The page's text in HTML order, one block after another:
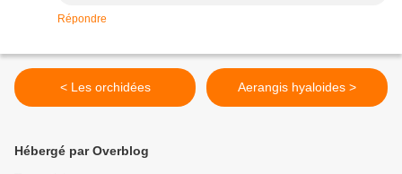
Répondre
< Les orchidées Aerangis hyaloides >
Hébergé par Overblog